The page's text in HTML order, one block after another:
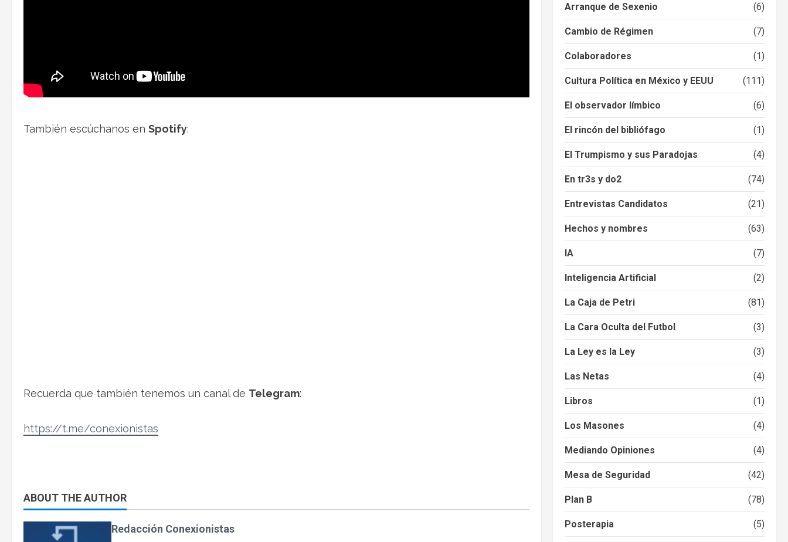
También escúchanos en Spotify:
Recuerda que también tenemos un canal de Telegram:
https://t.me/conexionistas
ABOUT THE AUTHOR
Redacción Conexionistas
Arranque de Sexenio (6)
Cambio de Régimen (7)
Colaboradores (1)
Cultura Política en México y EEUU (111)
El observador límbico (6)
El rincón del bibliófago (1)
El Trumpismo y sus Paradojas (4)
En tr3s y do2 (74)
Entrevistas Candidatos (21)
Hechos y nombres (63)
IA (7)
Inteligencia Artificial (2)
La Caja de Petri (81)
La Cara Oculta del Futbol (3)
La Ley es la Ley (3)
Las Netas (4)
Libros (1)
Los Masones (4)
Mediando Opiniones (4)
Mesa de Seguridad (42)
Plan B (78)
Posterapia (5)